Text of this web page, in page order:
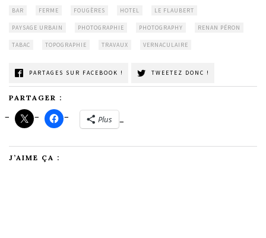
BAR FERME FOUGÈRES HOTEL LE FLAUBERT
PAYSAGE URBAIN PHOTOGRAPHIE PHOTOGRAPHY RENAN PÉRON
TABAC TOPOGRAPHIE TRAVAUX VERNACULAIRE
PARTAGES SUR FACEBOOK ! TWEETEZ DONC !
PARTAGER :
Plus
J’AIME ÇA :